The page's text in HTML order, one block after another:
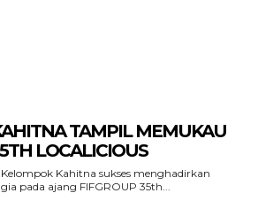
TAMPIL MEMUKAU
LOCALICIOUS
Kahitna sukses menghadirkan
pada ajang FIFGROUP 35th...